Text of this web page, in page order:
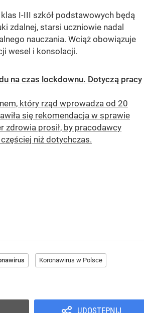
I-III szkół podstawowych będą
zdalnej, starsi uczniowie nadal
nauczania. Wciąż obowiązuje
wesel i konsolacji.
na czas lockdownu. Dotyczą pracy
który rząd wprowadza od 20
się rekomendacja w sprawie
zdrowia prosił, by pracodawcy
niż dotychczas.
Koronawirus w Polsce
UDOSTĘPNIJ